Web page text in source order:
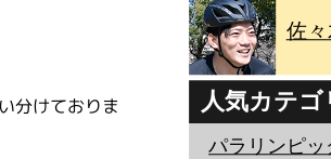
分けておりま
佐
人気カテゴ
パラリンピッ